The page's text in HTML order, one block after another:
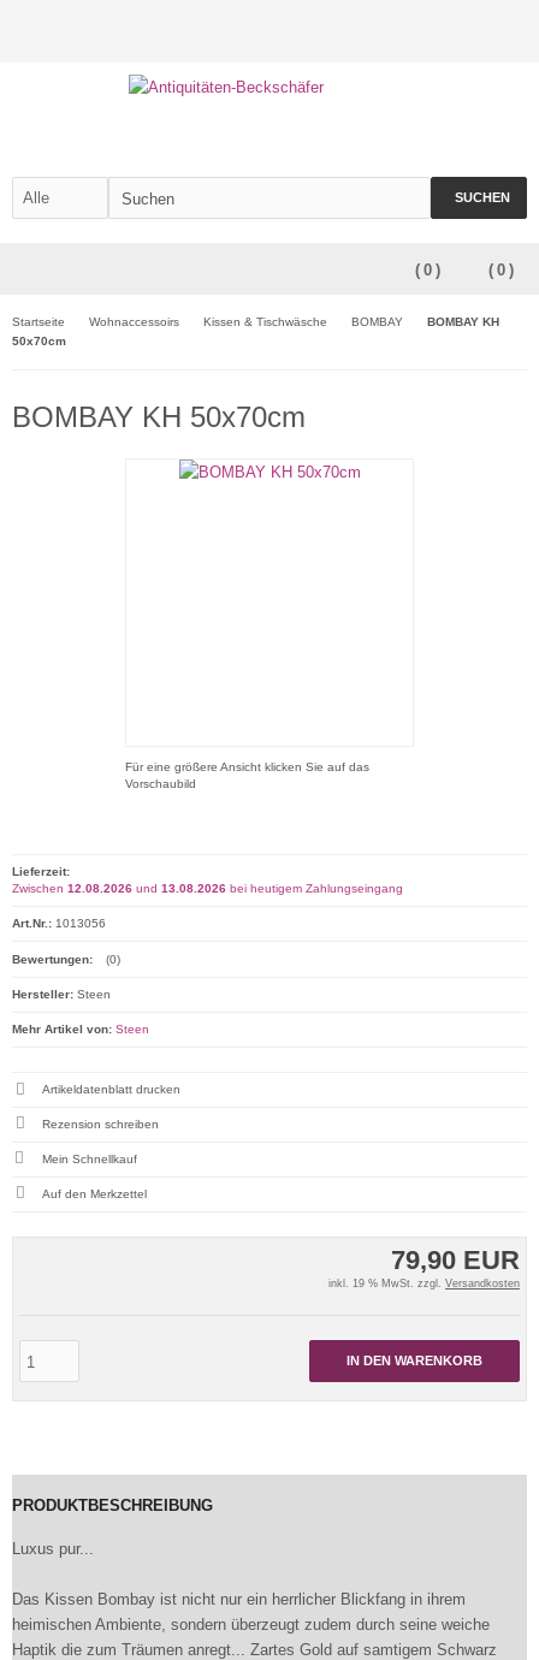
SUCHEN
( 0 )
( 0 )
Startseite Wohnaccessoirs Kissen & Tischwäsche BOMBAY
BOMBAY KH
50x70cm
BOMBAY KH 50x70cm
Für eine größere Ansicht klicken Sie auf das
Vorschaubild
79,90 EUR
inkl. 19 % MwSt. zzgl. Versandkosten
IN DEN WARENKORB
Lieferzeit:
Zwischen 12.08.2026 und 13.08.2026 bei heutigem Zahlungseingang
Art.Nr.: 1013056
Bewertungen: (0)
Hersteller: Steen
Mehr Artikel von: Steen
Artikeldatenblatt drucken
Rezension schreiben
Mein Schnellkauf
PRODUKTBESCHREIBUNG
Luxus pur...
Das Kissen Bombay ist nicht nur ein herrlicher Blickfang in ihrem
heimischen Ambiente, sondern überzeugt zudem durch seine weiche
Haptik die zum Träumen anregt... Zartes Gold auf samtigem Schwarz